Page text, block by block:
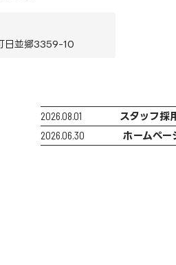
日並郷3359-10
2026.08.01 スタッフ採
2026.06.30 ホームペー